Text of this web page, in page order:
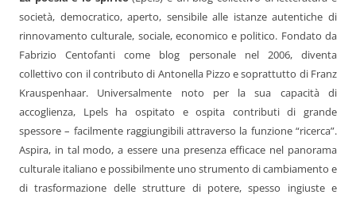
società, democratico, aperto, sensibile alle istanze autentiche di
rinnovamento culturale, sociale, economico e politico. Fondato da
Fabrizio Centofanti come blog personale nel 2006, diventa
collettivo con il contributo di Antonella Pizzo e soprattutto di Franz
Krauspenhaar. Universalmente noto per la sua capacità di
accoglienza, Lpels ha ospitato e ospita contributi di grande
spessore – facilmente raggiungibili attraverso la funzione “ricerca”.
Aspira, in tal modo, a essere una presenza efficace nel panorama
culturale italiano e possibilmente uno strumento di cambiamento e
di trasformazione delle strutture di potere, spesso ingiuste e